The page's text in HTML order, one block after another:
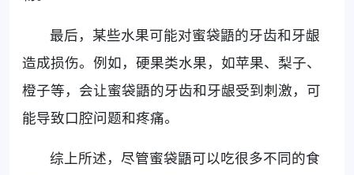
最后，某些水果可能对蜜袋鼯的牙齿和牙龈
造成损伤。例如，硬果类水果，如苹果、梨子、
橙子等，会让蜜袋鼯的牙齿和牙龈受到刺激，可
能导致口腔问题和疼痛。
综上所述，尽管蜜袋鼯可以吃很多不同的食